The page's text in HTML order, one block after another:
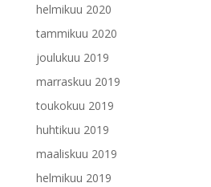
helmikuu 2020
tammikuu 2020
joulukuu 2019
marraskuu 2019
toukokuu 2019
huhtikuu 2019
maaliskuu 2019
helmikuu 2019